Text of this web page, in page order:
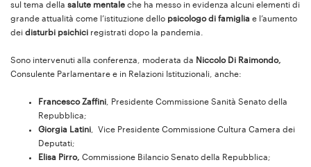
sul tema della salute mentale che ha messo in evidenza alcuni elementi di
grande attualità come l’istituzione dello psicologo di famiglia e l’aumento
dei disturbi psichici registrati dopo la pandemia.
Sono intervenuti alla conferenza, moderata da Niccolo Di Raimondo,
Consulente Parlamentare e in Relazioni Istituzionali, anche:
Francesco Zaffini, Presidente Commissione Sanità Senato della
Repubblica;
Giorgia Latini, Vice Presidente Commissione Cultura Camera dei
Deputati;
Elisa Pirro, Commissione Bilancio Senato della Repubblica;